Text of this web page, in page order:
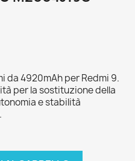
da 4920mAh per Redmi 9.
per la sostituzione della
e stabilità